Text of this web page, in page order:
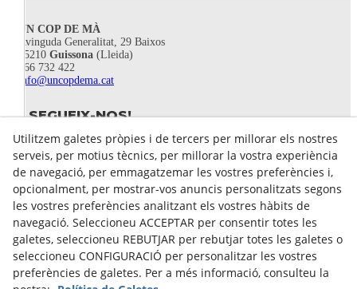
UN COP DE MÀ
Avinguda Generalitat, 29 Baixos
25210 Guissona (Lleida)
666 732 422
info@uncopdema.cat
SEGUEIX-NOS!
Utilitzem galetes pròpies i de tercers per millorar els nostres
serveis, per motius tècnics, per millorar la vostra experiència
de navegació, per emmagatzemar les vostres preferències i,
opcionalment, per mostrar-vos anuncis personalitzats segons
les vostres preferències analitzant els vostres hàbits de
navegació. Seleccioneu ACCEPTAR per consentir totes les
galetes, seleccioneu REBUTJAR per rebutjar totes les galetes o
seleccioneu CONFIGURACIÓ per personalitzar les vostres
preferències de galetes. Per a més informació, consulteu la